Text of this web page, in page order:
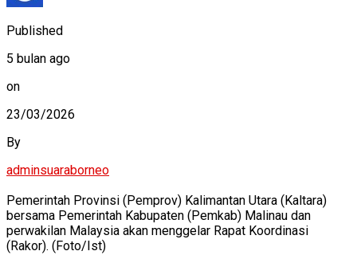
Published
5 bulan ago
on
23/03/2026
By
adminsuaraborneo
Pemerintah Provinsi (Pemprov) Kalimantan Utara (Kaltara)
bersama Pemerintah Kabupaten (Pemkab) Malinau dan
perwakilan Malaysia akan menggelar Rapat Koordinasi
(Rakor). (Foto/Ist)